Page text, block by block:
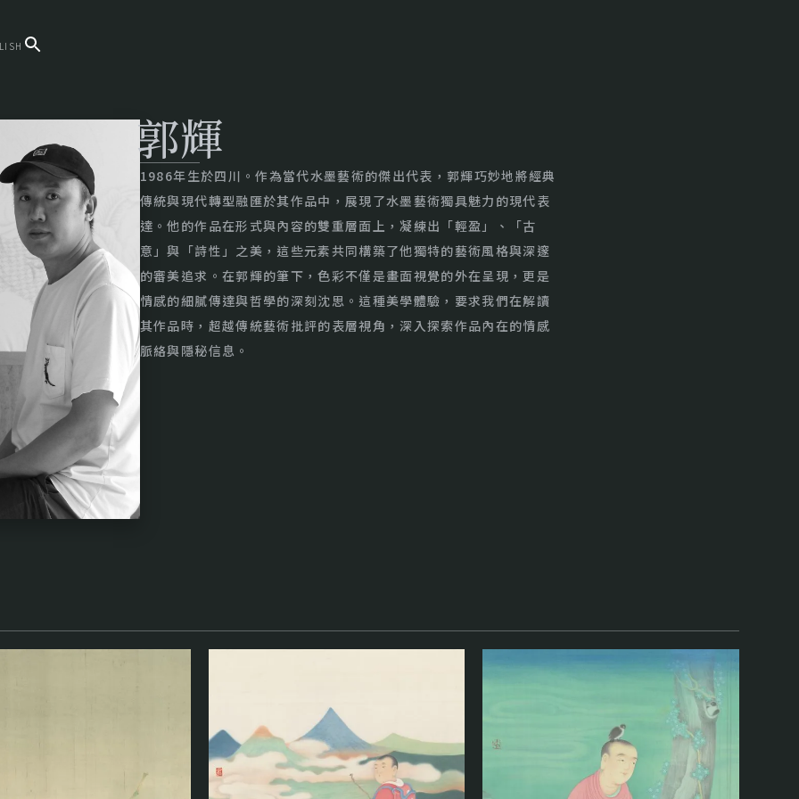
郭輝
1986年生於四川。作為當代水墨藝術的傑出代表，郭輝巧妙地將經典
傳統與現代轉型融匯於其作品中，展現了水墨藝術獨具魅力的現代表
達。他的作品在形式與內容的雙重層面上，凝練出「輕盈」、「古
意」與「詩性」之美，這些元素共同構築了他獨特的藝術風格與深邃
的審美追求。在郭輝的筆下，色彩不僅是畫面視覺的外在呈現，更是
情感的細膩傳達與哲學的深刻沈思。這種美學體驗，要求我們在解讀
其作品時，超越傳統藝術批評的表層視角，深入探索作品內在的情感
脈絡與隱秘信息。